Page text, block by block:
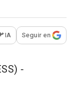
para
IA Seguir en
-